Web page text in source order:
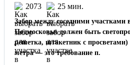
2073 25 мин.
Забор между соседними
Подмосковья должен быть
решетка, штакетник с просветами)
метра — это требование п.